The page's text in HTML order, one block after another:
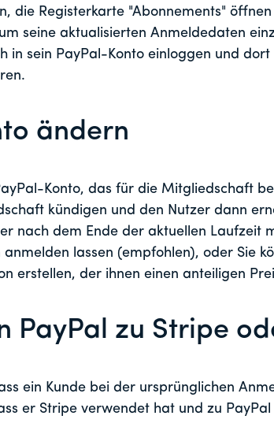
die Registerkarte "Abonnements"
seine aktualisierten Anmeldedaten
in sein PayPal-Konto einloggen und
ändern
Konto, das für die Mitgliedschaft
kündigen und den Nutzer dann
nach dem Ende der aktuellen Laufzeit
lassen (empfohlen), oder Sie
erstellen, der ihnen einen anteiligen
PayPal zu Stripe
ein Kunde bei der ursprünglichen
er Stripe verwendet hat und zu PayPal